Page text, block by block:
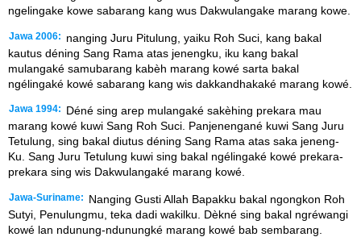
ngelingake kowe sabarang kang wus Dakwulangake marang kowe.
Jawa 2006:
nanging Juru Pitulung, yaiku Roh Suci, kang bakal
kautus déning Sang Rama atas jenengku, iku kang bakal
mulangaké samubarang kabèh marang kowé sarta bakal
ngélingaké kowé sabarang kang wis dakkandhakaké marang kowé.
Jawa 1994:
Déné sing arep mulangaké sakèhing prekara mau
marang kowé kuwi Sang Roh Suci. Panjenengané kuwi Sang Juru
Tetulung, sing bakal diutus déning Sang Rama atas saka jeneng-
Ku. Sang Juru Tetulung kuwi sing bakal ngélingaké kowé prekara-
prekara sing wis Dakwulangaké marang kowé.
Jawa-Suriname:
Nanging Gusti Allah Bapakku bakal ngongkon Roh
Sutyi, Penulungmu, teka dadi wakilku. Dèkné sing bakal ngréwangi
kowé lan ndunung-ndunungké marang kowé bab sembarang.